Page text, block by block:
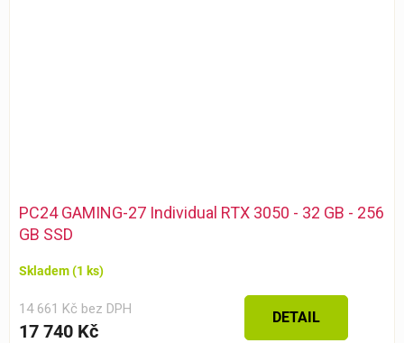
PC24 GAMING-27 Individual RTX 3050 - 32 GB - 256
GB SSD
Skladem(1 ks)
14 661 Kč bez DPH
17 740 Kč
DETAIL